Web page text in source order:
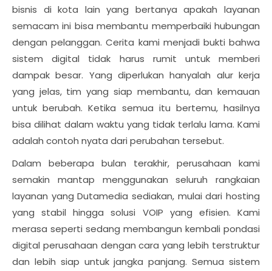
bisnis di kota lain yang bertanya apakah layanan
semacam ini bisa membantu memperbaiki hubungan
dengan pelanggan. Cerita kami menjadi bukti bahwa
sistem digital tidak harus rumit untuk memberi
dampak besar. Yang diperlukan hanyalah alur kerja
yang jelas, tim yang siap membantu, dan kemauan
untuk berubah. Ketika semua itu bertemu, hasilnya
bisa dilihat dalam waktu yang tidak terlalu lama. Kami
adalah contoh nyata dari perubahan tersebut.
Dalam beberapa bulan terakhir, perusahaan kami
semakin mantap menggunakan seluruh rangkaian
layanan yang Dutamedia sediakan, mulai dari hosting
yang stabil hingga solusi VOIP yang efisien. Kami
merasa seperti sedang membangun kembali pondasi
digital perusahaan dengan cara yang lebih terstruktur
dan lebih siap untuk jangka panjang. Semua sistem